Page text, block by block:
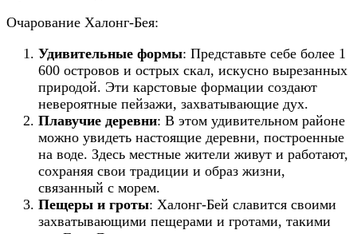
Очарование Халонг-Бея:
Удивительные формы: Представьте себе более 1
600 островов и острых скал, искусно вырезанных
природой. Эти карстовые формации создают
невероятные пейзажи, захватывающие дух.
Плавучие деревни: В этом удивительном районе
можно увидеть настоящие деревни, построенные
на воде. Здесь местные жители живут и работают,
сохраняя свои традиции и образ жизни,
связанный с морем.
Пещеры и гроты: Халонг-Бей славится своими
захватывающими пещерами и гротами, такими